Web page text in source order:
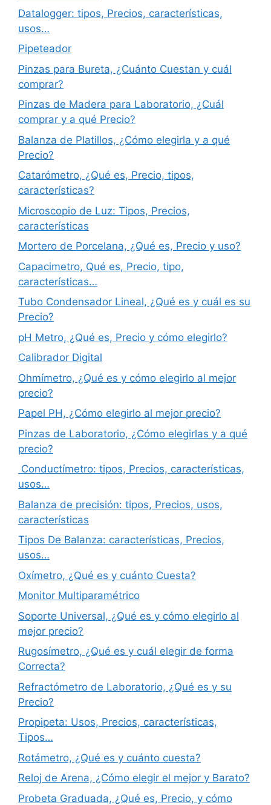
Datalogger: tipos, Precios, características,
usos…
Pipeteador
Pinzas para Bureta, ¿Cuánto Cuestan y cuál
comprar?
Pinzas de Madera para Laboratorio, ¿Cuál
comprar y a qué Precio?
Balanza de Platillos, ¿Cómo elegirla y a qué
Precio?
Catarómetro, ¿Qué es, Precio, tipos,
características?
Microscopio de Luz: Tipos, Precios,
características
Mortero de Porcelana, ¿Qué es, Precio y uso?
Capacimetro, Qué es, Precio, tipo,
características…
Tubo Condensador Lineal, ¿Qué es y cuál es su
Precio?
pH Metro, ¿Qué es, Precio y cómo elegirlo?
Calibrador Digital
Ohmímetro, ¿Qué es y cómo elegirlo al mejor
precio?
Papel PH, ¿Cómo elegirlo al mejor precio?
Pinzas de Laboratorio, ¿Cómo elegirlas y a qué
precio?
Conductímetro: tipos, Precios, características,
usos…
Balanza de precisión: tipos, Precios, usos,
características
Tipos De Balanza: características, Precios,
usos…
Oxímetro, ¿Qué es y cuánto Cuesta?
Monitor Multiparamétrico
Soporte Universal, ¿Qué es y cómo elegirlo al
mejor precio?
Rugosímetro, ¿Qué es y cuál elegir de forma
Correcta?
Refractómetro de Laboratorio, ¿Qué es y su
Precio?
Propipeta: Usos, Precios, características,
Tipos…
Rotámetro, ¿Qué es y cuánto cuesta?
Reloj de Arena, ¿Cómo elegir el mejor y Barato?
Probeta Graduada, ¿Qué es, Precio, y cómo